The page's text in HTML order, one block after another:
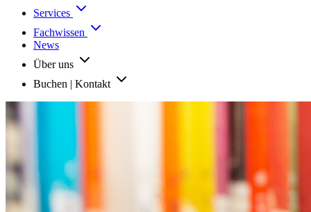
Services
Fachwissen
News
Über uns
Buchen | Kontakt